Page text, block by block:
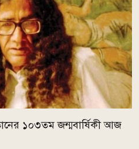
১০৩তম জন্মবার্ষিকী আজ